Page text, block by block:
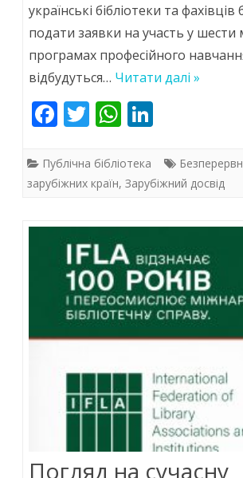
в
для
українських
бібліотекарів
українські бібліотеки та фахівців
подати заявки на участь у
програмах професійного
відбудуться… Читати далі »
F
e
b
o
k
T
itt
er
W
at
s
p
p
k
e
Публічна бібліотека
зарубіжних країн, Зарубіжний досвід
Погляд на сучасну